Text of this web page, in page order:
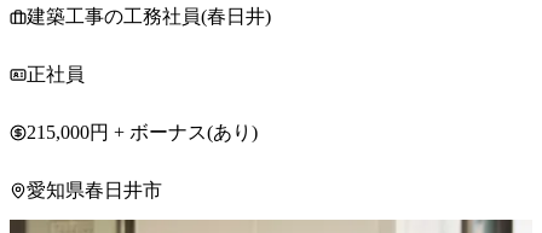
建築工事の工務社員(春日井)
正社員
215,000円 + ボーナス(あり)
愛知県春日井市